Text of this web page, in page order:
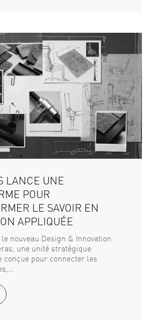
LANCE UNE
POUR
LE SAVOIR EN
APPLIQUÉE
nouveau Design & Innovation
une unité stratégique
conçue pour connecter les